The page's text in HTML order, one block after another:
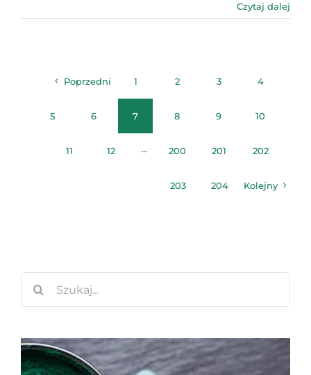
Czytaj dalej
Poprzedni 1 2 3 4
5 6 7 8 9 10
11 12 ··· 200 201 202
203 204 Kolejny